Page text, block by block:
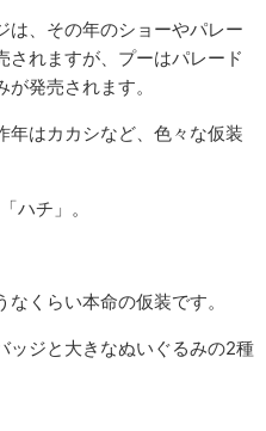
は、その年のショーやパレー
されますが、プーはパレード
発売されます。
年はカカシなど、色々な仮装
ハチ」。
くらい本命の仮装です。
ッジと大きなぬいぐるみの2種